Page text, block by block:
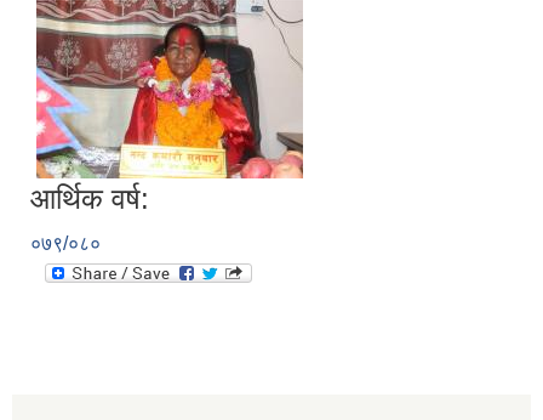
आर्थिक वर्ष:
०७९/०८०